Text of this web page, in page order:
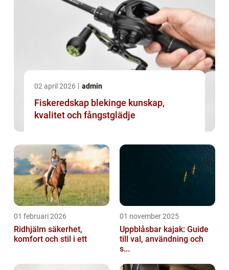
02 april 2026 admin
Fiskeredskap blekinge kunskap,
kvalitet och fångstglädje
01 februari 2026
Ridhjälm säkerhet,
komfort och stil i ett
01 november 2025
Uppblåsbar kajak: Guide
till val, användning och
s...